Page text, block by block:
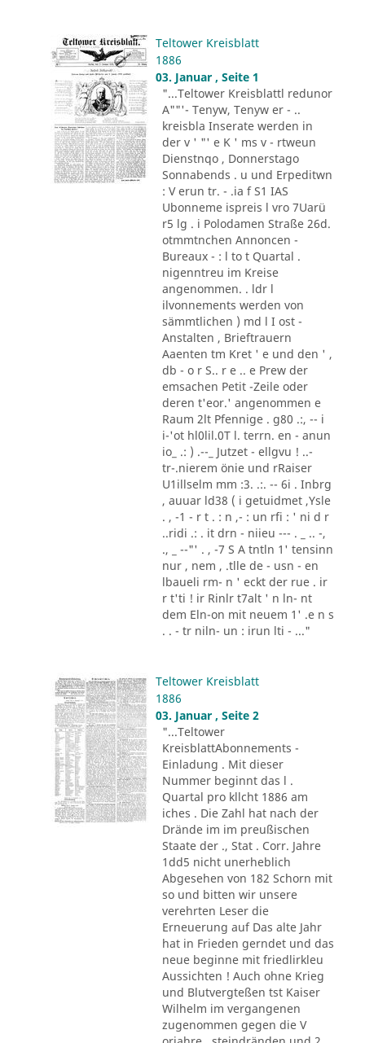
Teltower Kreisblatt
1886
03. Januar , Seite 1
"...Teltower Kreisblattl redunor
A""'- Tenyw, Tenyw er - ..
kreisbla Inserate werden in
der v ' "' e K ' ms v - rtweun
Dienstnqo , Donnerstago
Sonnabends . u und Erpeditwn
: V erun tr. - .ia f S1 IAS
Ubonneme ispreis l vro 7Uarü
r5 lg . i Polodamen Straße 26d.
otmmtnchen Annoncen -
Bureaux - : l to t Quartal .
nigenntreu im Kreise
angenommen. . ldr l
ilvonnements werden von
sämmtlichen ) md l I ost -
Anstalten , Brieftrauern
Aaenten tm Kret ' e und den ' ,
db - o r S.. r e .. e Prew der
emsachen Petit -Zeile oder
deren t'eor.' angenommen e
Raum 2lt Pfennige . g80 .:, -- i
i-'ot hl0lil.0T l. terrn. en - anun
io_ .: ) .--_ Jutzet - ellgvu ! ..-
tr-.nierem önie und rRaiser
U1illselm mm :3. .:. -- 6i . Inbrg
, auuar ld38 ( i getuidmet ,Ysle
. , -1 - r t . : n ,- : un rfi : ' ni d r
..ridi .: . it drn - niieu --- . _ .. -,
., _ --"' . , -7 S A tntln 1' tensinn
nur , nem , .tlle de - usn - en
lbaueli rm- n ' eckt der rue . ir
r t'ti ! ir Rinlr t7alt ' n ln- nt
dem Eln-on mit neuem 1' .e n s
. . - tr niln- un : irun lti - ..."
Teltower Kreisblatt
1886
03. Januar , Seite 2
"...Teltower
KreisblattAbonnements -
Einladung . Mit dieser
Nummer beginnt das l .
Quartal pro kllcht 1886 am
iches . Die Zahl hat nach der
Drände im im preußischen
Staate der ., Stat . Corr. Jahre
1dd5 nicht unerheblich
Abgesehen von 182 Schorn mit
so und bitten wir unsere
verehrten Leser die
Erneuerung auf Das alte Jahr
hat in Frieden gerndet und das
neue beginne mit friedlirkleu
Aussichten ! Auch ohne Krieg
und Blutvergteßen tst Kaiser
Wilhelm im vergangenen
zugenommen gegen die V